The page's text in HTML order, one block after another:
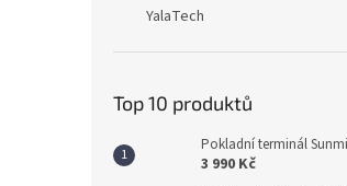
YalaTech
Top 10 produktů
Pokladní terminál
3 990 Kč